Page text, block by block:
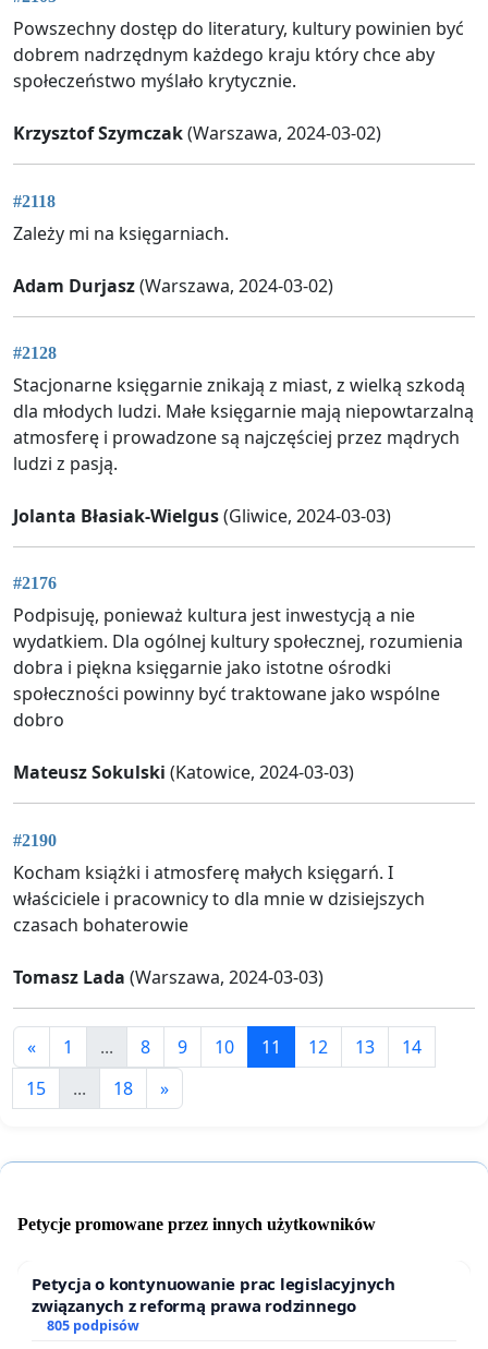
Powszechny dostęp do literatury, kultury powinien być
dobrem nadrzędnym każdego kraju który chce aby
społeczeństwo myślało krytycznie.
Krzysztof Szymczak(Warszawa, 2024-03-02)
#2118
Zależy mi na księgarniach.
Adam Durjasz(Warszawa, 2024-03-02)
#2128
Stacjonarne księgarnie znikają z miast, z wielką szkodą
dla młodych ludzi. Małe księgarnie mają niepowtarzalną
atmosferę i prowadzone są najczęściej przez mądrych
ludzi z pasją.
Jolanta Błasiak-Wielgus(Gliwice, 2024-03-03)
#2176
Podpisuję, ponieważ kultura jest inwestycją a nie
wydatkiem. Dla ogólnej kultury społecznej, rozumienia
dobra i piękna księgarnie jako istotne ośrodki
społeczności powinny być traktowane jako wspólne
dobro
Mateusz Sokulski (Katowice, 2024-03-03)
#2190
Kocham książki i atmosferę małych księgarń. I
właściciele i pracownicy to dla mnie w dzisiejszych
czasach bohaterowie
Tomasz Lada (Warszawa, 2024-03-03)
« 1 ... 8 9 10 11 12 13
14
15
... 18 »
Petycje promowane przez innych użytkowników
Petycja o kontynuowanie prac legislacyjnych
związanych z reformą prawa rodzinnego
805 podpisów